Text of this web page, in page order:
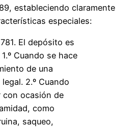
estableciendo claramente
especiales:
El depósito es
Cuando se hace
de una
2.º Cuando
con ocasión de
como
saqueo,